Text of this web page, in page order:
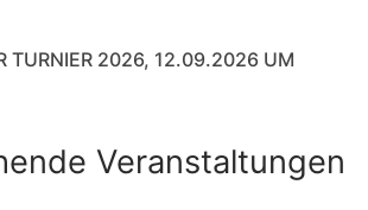
TURNIER 2026, 12.09.2026 UM
Veranstaltungen